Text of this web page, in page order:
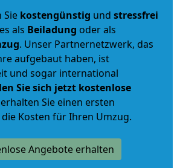
Sie kostengünstig und stressfrei
als Beiladung oder als
. Unser Partnernetzwerk, das
aufgebaut haben, ist
und sogar international
Sie sich jetzt kostenlose
Sie einen ersten
Kosten für Ihren Umzug.
Angebote erhalten